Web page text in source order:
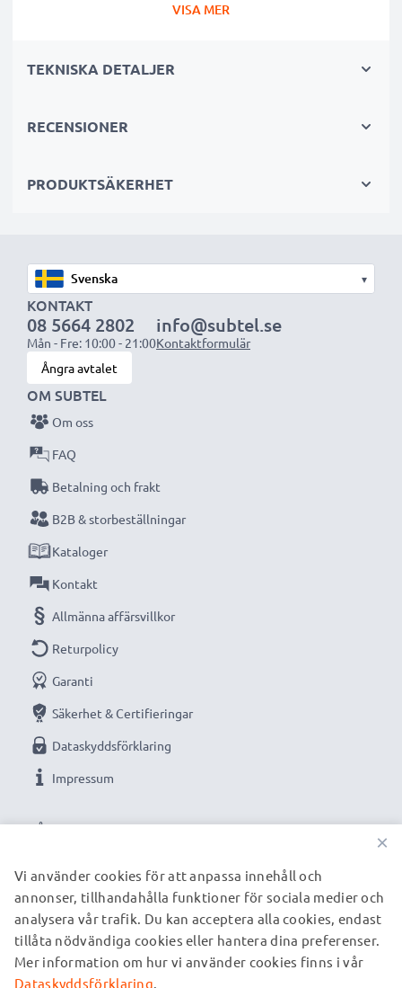
IEC-beteckning: 2CR5
Spänning:6V
Kapacitet:1600mAh
Byter du batteri eller fyller på lagret? Våra Varta
batterier ger tillförlitlig prestanda och lång
livslängd. Beställ nu – snabb leverans och 3 års
garanti!
VISA MER
TEKNISKA DETALJER
RECENSIONER
PRODUKTSÄKERHET
▾
KONTAKT
08 5664 2802
Mån - Fre: 10:00 - 21:00
info@subtel.se
Kontaktformulär
Ångra avtalet
VÅRA BETALNINGSALTERNATIV
OM SUBTEL
Om oss
FAQ
Betalning och frakt
B2B & storbeställningar
Kataloger
Kontakt
Allmänna affärsvillkor
Returpolicy
Garanti
Säkerhet & Certifieringar
Dataskyddsförklaring
Impressum
VÅRA FRAKTPARTNERS
© subtel.se 2026
Alla priser är inklusive moms och exklusive fraktkostnader.
×
Vi använder cookies för att anpassa innehåll och
annonser, tillhandahålla funktioner för sociala medier och
analysera vår trafik. Du kan acceptera alla cookies, endast
tillåta nödvändiga cookies eller hantera dina preferenser.
Mer information om hur vi använder cookies finns i vår
Dataskyddsförklaring.